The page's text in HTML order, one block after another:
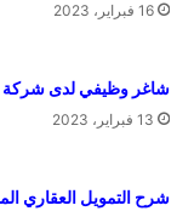
16 فبراير، 2023
شاغر وظيفي لدى شركة
13 فبراير، 2023
شرح التمويل العقاري